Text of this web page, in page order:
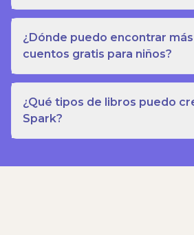
¿Dónde puedo encontrar
cuentos gratis para niños?
¿Qué tipos de libros puedo
Spark?